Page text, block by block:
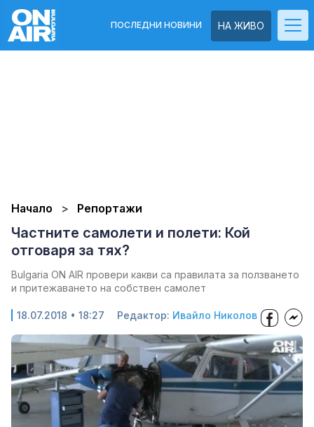
НА ЖИВО
ПОСЛЕДНИ НОВИНИ
Начало Репортажи
Частните самолети и полети: Кой
отговаря за тях?
Bulgaria ON AIR провери какви са правилата за ползването
и притежаването на собствен самолет
18.07.2018 • 18:27 Редактор: Ивайло Николов